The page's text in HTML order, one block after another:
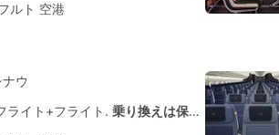
ルト 空港
ウ
ライト+フライト. 乗り換えは保証されていません